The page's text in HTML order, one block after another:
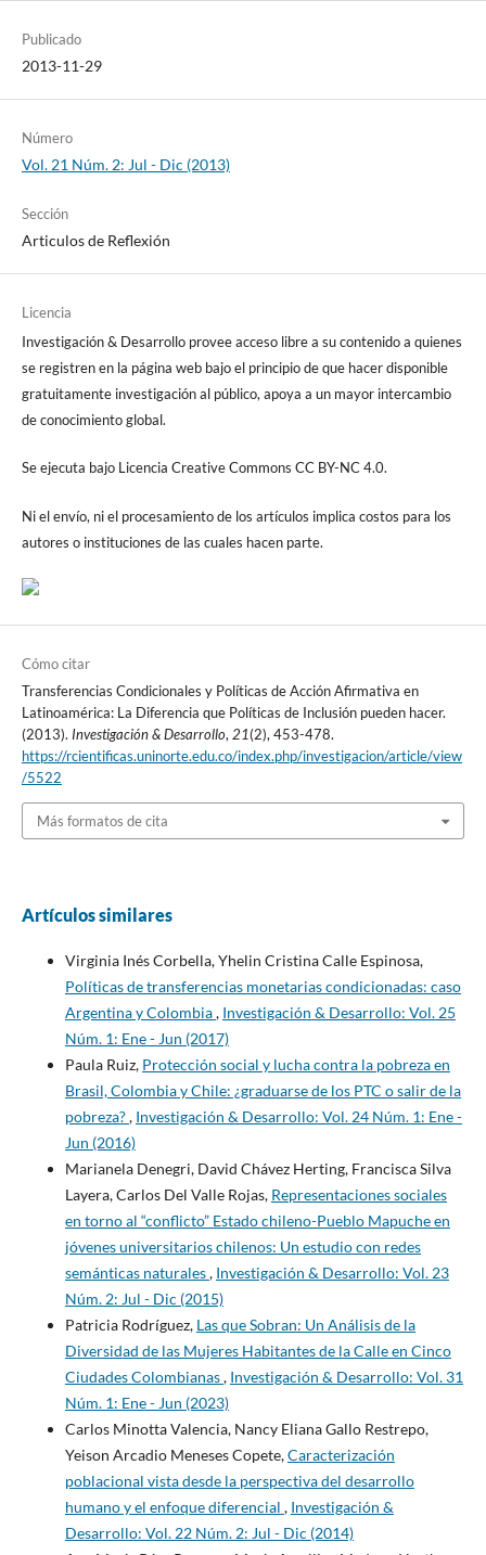
Publicado
2013-11-29
Número
Vol. 21 Núm. 2: Jul - Dic (2013)
Sección
Articulos de Reflexión
Licencia
Investigación & Desarrollo provee acceso libre a su contenido a quienes
se registren en la página web bajo el principio de que hacer disponible
gratuitamente investigación al público, apoya a un mayor intercambio
de conocimiento global.
Se ejecuta bajo Licencia Creative Commons CC BY-NC 4.0.
Ni el envío, ni el procesamiento de los artículos implica costos para los
autores o instituciones de las cuales hacen parte.
Cómo citar
Transferencias Condicionales y Políticas de Acción Afirmativa en
Latinoamérica: La Diferencia que Políticas de Inclusión pueden hacer.
(2013). Investigación & Desarrollo, 21(2), 453-478.
https://rcientificas.uninorte.edu.co/index.php/investigacion/article/view
/5522
Más formatos de cita
Artículos similares
Virginia Inés Corbella, Yhelin Cristina Calle Espinosa,
Políticas de transferencias monetarias condicionadas: caso
Argentina y Colombia, Investigación & Desarrollo: Vol. 25
Núm. 1: Ene - Jun (2017)
Paula Ruiz, Protección social y lucha contra la pobreza en
Brasil, Colombia y Chile: ¿graduarse de los PTC o salir de la
pobreza?, Investigación & Desarrollo: Vol. 24 Núm. 1: Ene -
Jun (2016)
Marianela Denegri, David Chávez Herting, Francisca Silva
Layera, Carlos Del Valle Rojas, Representaciones sociales
en torno al “conflicto” Estado chileno-Pueblo Mapuche en
jóvenes universitarios chilenos: Un estudio con redes
semánticas naturales, Investigación & Desarrollo: Vol. 23
Núm. 2: Jul - Dic (2015)
Patricia Rodríguez, Las que Sobran: Un Análisis de la
Diversidad de las Mujeres Habitantes de la Calle en Cinco
Ciudades Colombianas, Investigación & Desarrollo: Vol. 31
Núm. 1: Ene - Jun (2023)
Carlos Minotta Valencia, Nancy Eliana Gallo Restrepo,
Yeison Arcadio Meneses Copete,Caracterización
poblacional vista desde la perspectiva del desarrollo
humano y el enfoque diferencial , Investigación &
Desarrollo: Vol. 22 Núm. 2: Jul - Dic (2014)